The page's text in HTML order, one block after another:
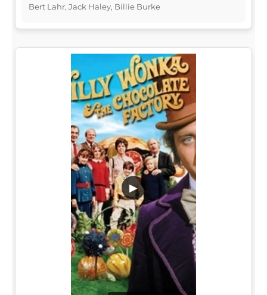
Bert Lahr, Jack Haley, Billie Burke
▶